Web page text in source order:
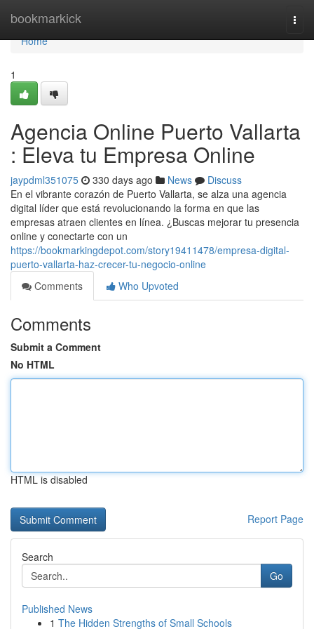
bookmarkick
Home
Home
1
Agencia Online Puerto Vallarta
: Eleva tu Empresa Online
jaypdml351075 330 days ago News
Discuss
En el vibrante corazón de Puerto Vallarta, se alza una agencia
digital líder que está revolucionando la forma en que las
empresas atraen clientes en línea. ¿Buscas mejorar tu presencia
online y conectarte con un
https://bookmarkingdepot.com/story19411478/empresa-digital-
puerto-vallarta-haz-crecer-tu-negocio-online
Comments
Who Upvoted
Comments
Submit a Comment
No HTML
HTML is disabled
Report Page
Search
Go
Published News
1 The Hidden Strengths of Small Schools